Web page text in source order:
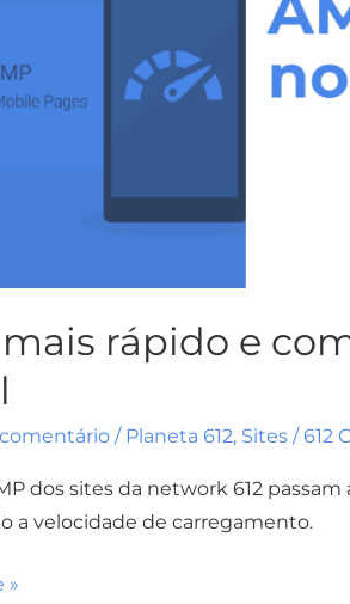
rápido e
/ Planeta 612, Sites /612
dos sites da network 612
a velocidade de carregamento.
»